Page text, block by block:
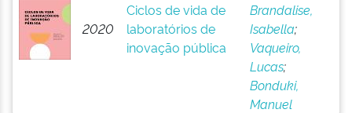
2020
Ciclos de vida de
laboratórios de
inovação pública
Brandalise,
Isabella;
Vaqueiro,
Lucas;
Bonduki,
Manuel